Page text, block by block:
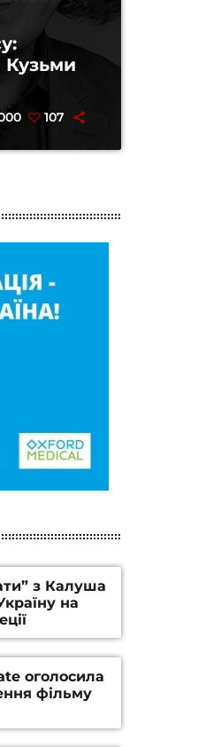
Кузьми
107
з Калуша
на
оголосила
фільму